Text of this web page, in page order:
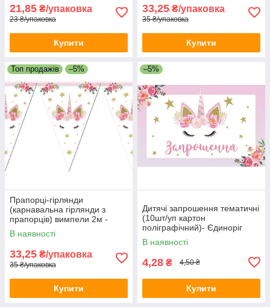
21,85 ₴/упаковка
23 ₴/упаковка
Купити
33,25 ₴/упаковка
35 ₴/упаковка
Купити
Топ продажів –5%
Прапорці-гірлянди
(карнавальна гірлянди з
прапорців) вимпели 2м -
Єдиноріг квіти, Біло-рожевий
В наявності
33,25 ₴/упаковка
35 ₴/упаковка
Купити
–5%
Дитячі запрошення тематичні
(10шт/уп картон
поліграфічний)- Єдиноріг
квіти, Український
В наявності
4,28 ₴ 4,50 ₴
Купити